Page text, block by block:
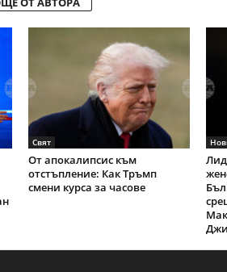
Свят
От апокалипсис към
отстъпление: Как Тръмп
смени курса за часове